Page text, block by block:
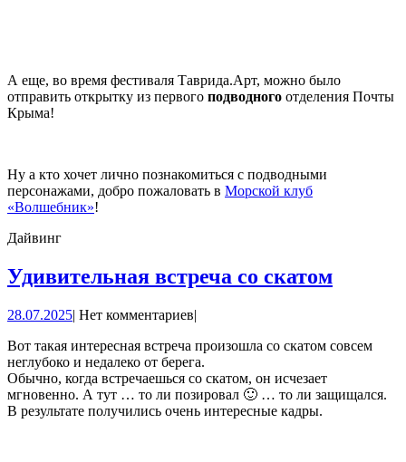
А еще, во время фестиваля Таврида.Арт, можно было
отправить открытку из первого подводного отделения Почты
Крыма!
Ну а кто хочет лично познакомиться с подводными
персонажами, добро пожаловать в Морской клуб
«Волшебник»!
Дайвинг
Удивительная встреча со скатом
скатом
28.07.202528.07.2025
| Нет комментариев|
Вот такая интересная встреча произошла со скатом совсем
неглубоко и недалеко от берега.
Обычно, когда встречаешься со скатом, он исчезает
мгновенно. А тут … то ли позировал 🙂 … то ли защищался.
В результате получились очень интересные кадры.